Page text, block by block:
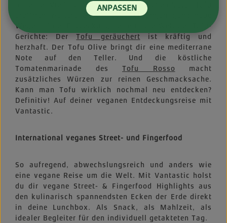
in seiner Vielfalt. Neben dem klassischen
eröffnen weitere Geschmacksrichtungen ganz neue
Wege auf der Entdeckungsreise in die Welt der Tofu-
Gerichte: DerTofu geräuchert ist kräftig und
herzhaft. Der Tofu Olive bringt dir eine mediterrane
Note auf den Teller. Und die köstliche
Tomatenmarinade des Tofu Rosso macht
zusätzliches Würzen zur reinen Geschmacksache.
Kann man Tofu wirklich nochmal neu entdecken?
Definitiv! Auf deiner veganen Entdeckungsreise mit
Vantastic.
International veganes Street- und Fingerfood
So aufregend, abwechslungsreich und anders wie
eine vegane Reise um die Welt. Mit Vantastic holst
du dir vegane Street- & Fingerfood Highlights aus
den kulinarisch spannendsten Ecken der Erde direkt
in deine Lunchbox. Als Snack, als Mahlzeit, als
idealer Begleiter für den individuell getakteten Tag.
ANPASSEN